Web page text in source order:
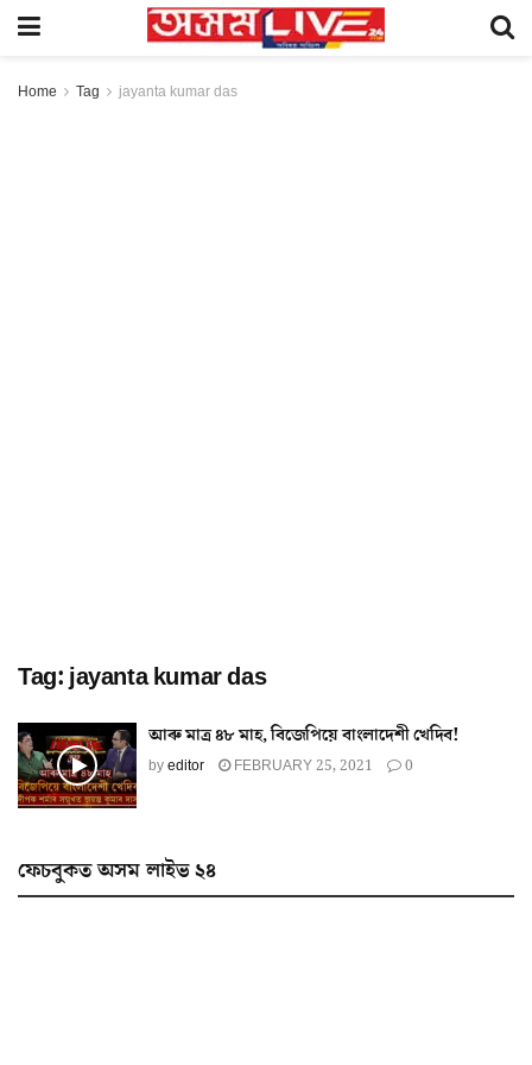
Home Tag jayanta kumar das
Tag: jayanta kumar das
আৰু মাত্ৰ ৪৮ মাহ, বিজেপিয়ে বাংলাদেশী খেদিব!
byeditor FEBRUARY 25, 2021 0
ফেচবুকত অসম লাইভ ২৪